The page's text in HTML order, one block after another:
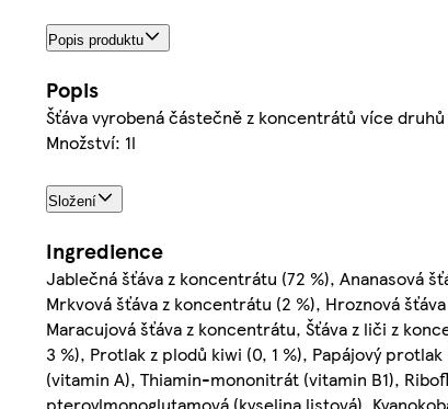
Popis produktu
Popis
Šťáva vyrobená částečně z koncentrátů více
Množství: 1l
Složení
Ingredience
Jablečná šťáva z koncentrátu (72 %), Ananasová
Mrkvová šťáva z koncentrátu (2 %), Hroznová
Maracujová šťáva z koncentrátu, Šťáva z liči z
3 %), Protlak z plodů kiwi (0, 1 %), Papájový
(vitamin A), Thiamin-mononitrát (vitamin B1),
pteroylmonoglutamová (kyselina listová),